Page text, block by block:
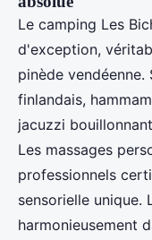
Le camping Les
d'exception,
pinède vendéenne.
finlandais,
jacuzzi
Les massages
professionnels
sensorielle unique.
harmonieusement